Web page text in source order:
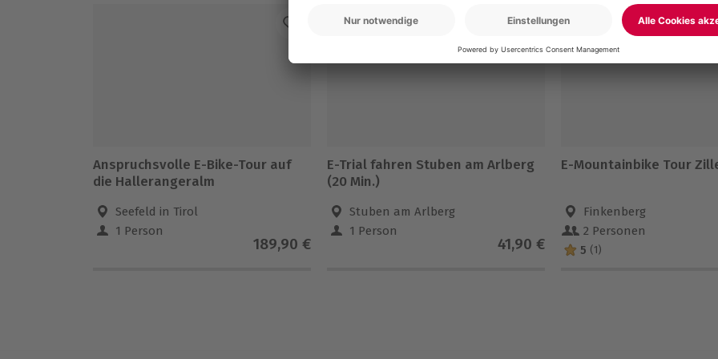
Anspruchsvolle E-Bike-Tour auf
die Hallerangeralm
Seefeld in Tirol
1 Person
189,90 €
E-Trial fahren Stuben am Arlberg
(20 Min.)
Stuben am Arlberg
1 Person
41,90 €
-15% CLUB DEAL
E-Mountainbike Tour
Finkenberg
2 Personen
5 (1)